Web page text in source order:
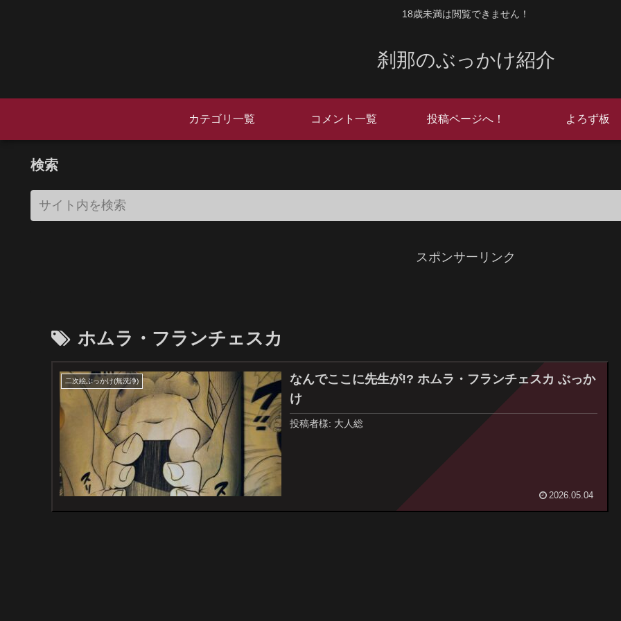
18歳未満は閲覧できません！
刹那のぶっかけ紹介
カテゴリ一覧 コメント一覧 投稿ページへ！ よろず板
検索
スポンサーリンク
ホムラ・フランチェスカ
二次絵ぶっかけ(無洗浄)
なんでここに先生が!? ホムラ・フランチェスカ ぶっか
け
投稿者様: 大人総
2026.05.04